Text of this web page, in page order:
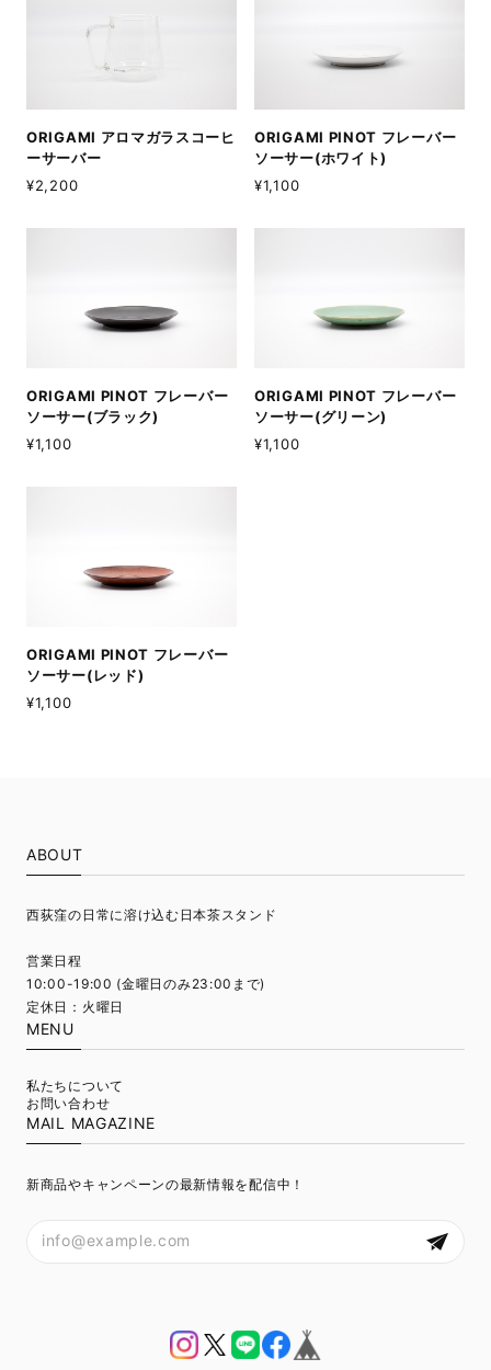
ORIGAMI アロマガラスコーヒ
ーサーバー
¥2,200
ORIGAMI PINOT フレーバー
ソーサー(ホワイト)
¥1,100
ORIGAMI PINOT フレーバー
ソーサー(ブラック)
¥1,100
ORIGAMI PINOT フレーバー
ソーサー(グリーン)
¥1,100
ORIGAMI PINOT フレーバー
ソーサー(レッド)
¥1,100
ABOUT
西荻窪の日常に溶け込む日本茶スタンド
営業日程
10:00-19:00 (金曜日のみ23:00まで)
定休日：火曜日
MENU
私たちについて
お問い合わせ
MAIL MAGAZINE
新商品やキャンペーンの最新情報を配信中！